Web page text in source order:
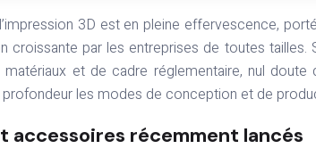
3D est en pleine effervescence,
croissante par les entreprises de toutes
et de cadre réglementaire, nul
les modes de conception et de
accessoires récemment lancés